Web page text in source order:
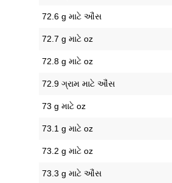
72.6 g માટે ઔંસ
72.7 g માટે oz
72.8 g માટે oz
72.9 ગ્રામ માટે ઔંસ
73 g માટે oz
73.1 g માટે oz
73.2 g માટે oz
73.3 g માટે ઔંસ